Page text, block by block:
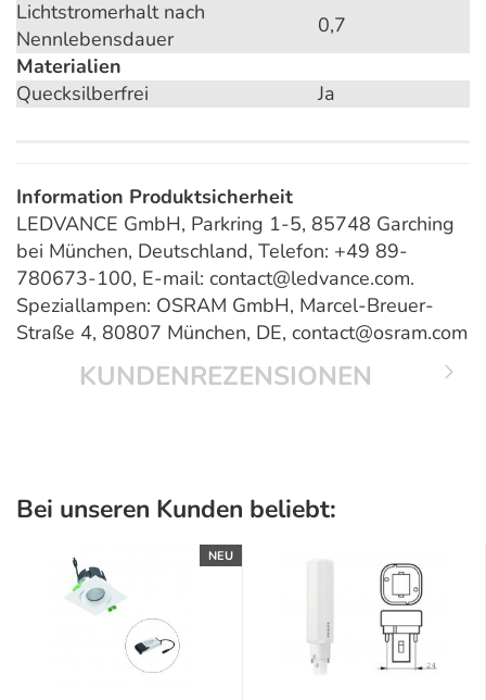
Lichtstromerhalt nach
Nennlebensdauer
0,7
Materialien
Quecksilberfrei
Ja
Information Produktsicherheit
LEDVANCE GmbH, Parkring 1-5, 85748 Garching
bei München, Deutschland, Telefon: +49 89-
780673-100, E-mail: contact@ledvance.com.
Speziallampen: OSRAM GmbH, Marcel-Breuer-
Straße 4, 80807 München, DE, contact@osram.com
KUNDENREZENSIONEN
Bei unseren Kunden beliebt:
NEU